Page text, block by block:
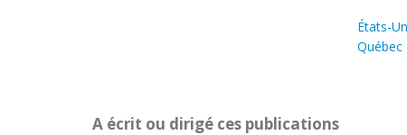
États-
Québec
A écrit ou dirigé ces publications